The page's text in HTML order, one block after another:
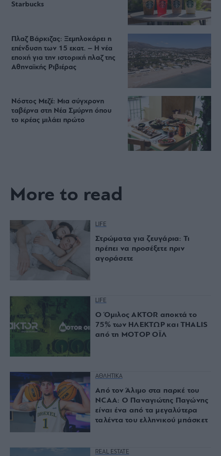
Starbucks
Πλαζ Βάρκιζας: Ξεμπλοκάρει η
επένδυση των 15 εκατ. – Η νέα
εποχή για την ιστορική πλαζ της
Αθηναϊκής Ριβιέρας
Νόστος Μεζέ: Μια σύγχρονη
ταβέρνα στη Νέα Σμύρνη όπου
το κρέας μιλάει πρώτο
More to read
LIFE
Στρώματα για ζευγάρια: Τι
πρέπει να προσέξετε πριν
αγοράσετε
LIFE
Ο Όμιλος AKTOR αποκτά το
75% των ΗΛΕΚΤΩΡ και THALIS
από τη ΜΟΤΟΡ ΟΪΛ
ΑΘΛΗΤΙΚΑ
Από τον Άλιμο στα παρκέ του
NCAA: Ο Παναγιώτης Παγώνης
είναι ένα από τα μεγαλύτερα
ταλέντα του ελληνικού μπάσκετ
REAL ESTATE